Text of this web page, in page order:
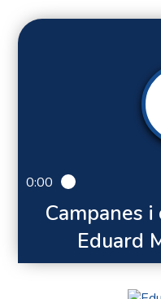
0:00
Campanes
Eduard